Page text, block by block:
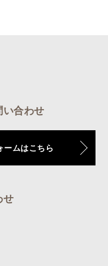
い合わせ
ームはこちら
せ